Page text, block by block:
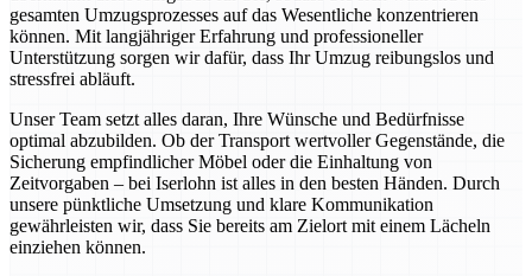
gesamten Umzugsprozesses auf das Wesentliche konzentrieren
können. Mit langjähriger Erfahrung und professioneller
Unterstützung sorgen wir dafür, dass Ihr Umzug reibungslos und
stressfrei abläuft.
Unser Team setzt alles daran, Ihre Wünsche und Bedürfnisse
optimal abzubilden. Ob der Transport wertvoller Gegenstände, die
Sicherung empfindlicher Möbel oder die Einhaltung von
Zeitvorgaben – bei Iserlohn ist alles in den besten Händen. Durch
unsere pünktliche Umsetzung und klare Kommunikation
gewährleisten wir, dass Sie bereits am Zielort mit einem Lächeln
einziehen können.